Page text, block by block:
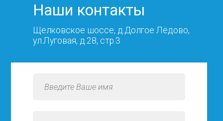
Наши контакты
Щелковское шоссе, д.Долгое Лёдово,
ул.Луговая, д.28, стр.3